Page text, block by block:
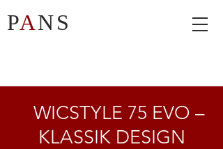
PANS
WICSTYLE 75 EVO –
KLASSIK DESIGN